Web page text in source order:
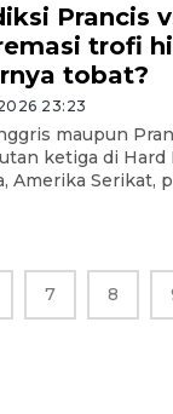
Prancis
trofi
tobat?
23:23
maupun
ketiga di Hard
Amerika Serikat,
7 8